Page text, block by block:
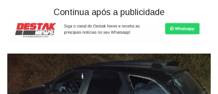
Continua após a publicidade